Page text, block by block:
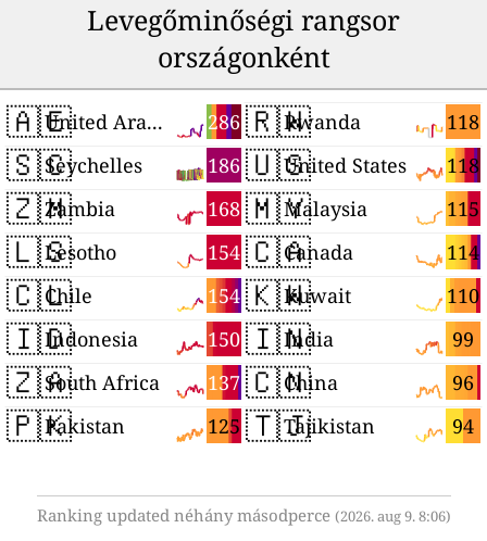
Levegőminőségi rangsor
országonként
🇦🇪 286
United Arab Emirates
🇸🇨 186
Seychelles
🇿🇲 168
Zambia
🇱🇸 154
Lesotho
🇨🇱 154
Chile
🇮🇩 150
Indonesia
🇿🇦 137
South Africa
🇵🇰 125
Pakistan
🇷🇼 118
Rwanda
🇺🇸 118
United States
🇲🇾 115
Malaysia
🇨🇦 114
Canada
🇰🇼 110
Kuwait
🇮🇳 99
India
🇨🇳 96
China
🇹🇯 94
Tajikistan
Ranking updated néhány másodperce (2026. aug 9. 8:06)